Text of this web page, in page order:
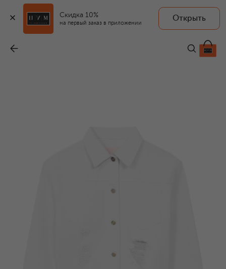
Скидка 10%
на первый заказ в приложении
Открыть
31 450 ₽